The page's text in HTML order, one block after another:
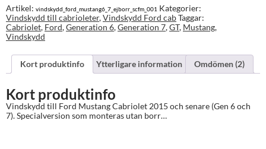
år
2015
och
senare
-
utan
borr
mängd
Artikel: vindskydd_ford_mustang6_7_ejborr_scfm_001 Kategorier:
Vindskydd till cabrioleter,Vindskydd Ford cabTaggar:
Cabriolet, Ford,Generation 6,Generation 7,GT, Mustang,
Vindskydd
Kort produktinfo Ytterligare information Omdömen (2)
Kort produktinfo
Vindskydd till Ford Mustang Cabriolet 2015 och senare (Gen 6 och
7). Specialversion som monteras utan borr…